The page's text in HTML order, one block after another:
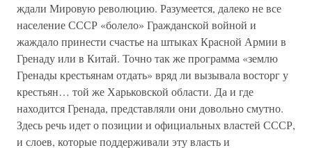
ждали Мировую революцию. Разумеется, далеко не все
население СССР «болело» Гражданской войной и
жаждало принести счастье на штыках Красной Армии в
Гренаду или в Китай. Точно так же программа «землю
Гренады крестьянам отдать» вряд ли вызывала восторг у
крестьян… той же Харьковской области. Да и где
находится Гренада, представляли они довольно смутно.
Здесь речь идет о позиции и официальных властей СССР,
и слоев, которые поддерживали эту власть и